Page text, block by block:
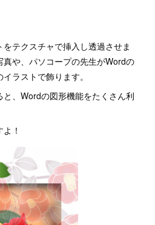
テクスチャで挿入し透過させま
や、パソコープの先生がWordの
ラストで飾ります。
、Wordの図形機能をたくさん利
！